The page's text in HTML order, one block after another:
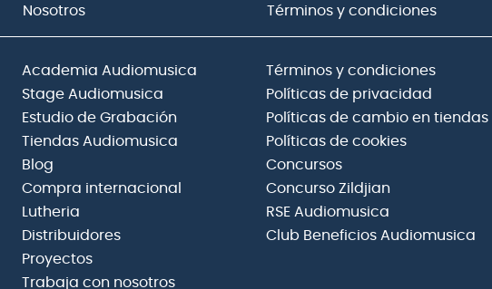
Nosotros Términos y condiciones
Academia Audiomusica
Stage Audiomusica
Estudio de Grabación
Tiendas Audiomusica
Blog
Compra internacional
Lutheria
Distribuidores
Proyectos
Trabaja con nosotros
Términos y condiciones
Políticas de privacidad
Políticas de cambio en tiendas
Políticas de cookies
Concursos
Concurso Zildjian
RSE Audiomusica
Club Beneficios Audiomusica